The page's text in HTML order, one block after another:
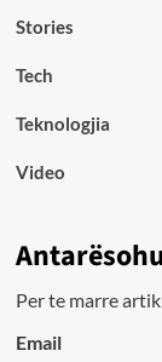
Stories
Tech
Teknologjia
Video
Per te marre
Email